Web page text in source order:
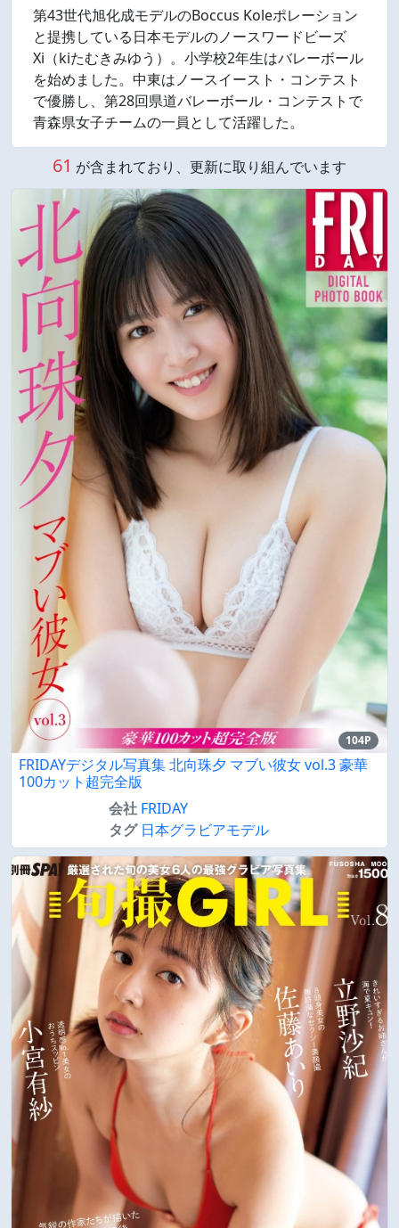
第43世代旭化成モデルのBoccus Koleポレーション
と提携している日本モデルのノースワードビーズ
Xi（kiたむきみゆう）。小学校2年生はバレーボール
を始めました。中東はノースイースト・コンテスト
で優勝し、第28回県道バレーボール・コンテストで
青森県女子チームの一員として活躍した。
61 が含まれており、更新に取り組んでいます
104P
FRIDAYデジタル写真集 北向珠夕 マブい彼女 vol.3 豪華
100カット超完全版
会社 FRIDAY
タグ 日本グラビアモデル